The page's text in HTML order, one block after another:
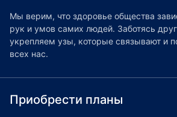
Мы верим, что здоровье общества
рук и умов самих людей. Заботясь
укрепляем узы, которые связывают и
всех нас.
Приобрести планы